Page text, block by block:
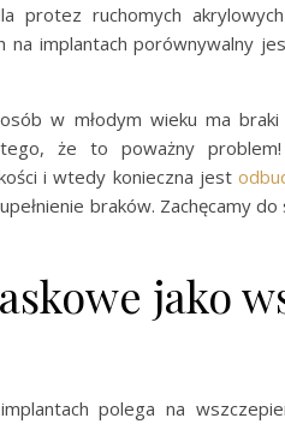
protez ruchomych
implantach porównywalny
w młodym wieku ma braki
że to poważny
i wtedy konieczna jest
braków. Zachęcamy do
jako
polega na